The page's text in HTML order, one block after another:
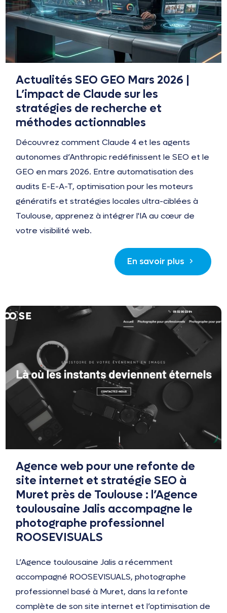
Actualités SEO GEO Mars 2026 |
L’impact de Claude sur les
stratégies de recherche et
méthodes actionnables
Découvrez comment Claude 4 et les agents
autonomes d’Anthropic redéfinissent le SEO et le
GEO en mars 2026. Entre automatisation des
audits E-E-A-T, optimisation pour les moteurs
génératifs et stratégies locales ultra-ciblées à
Toulouse, apprenez à intégrer l'IA au cœur de
votre visibilité web.
En savoir plus
Agence web pour une refonte de
site internet et stratégie SEO à
Muret près de Toulouse : l’Agence
toulousaine Jalis accompagne le
photographe professionnel
ROOSEVISUALS
L’Agence toulousaine Jalis a récemment
accompagné ROOSEVISUALS, photographe
professionnel basé à Muret, dans la refonte
complète de son site internet et l’optimisation de